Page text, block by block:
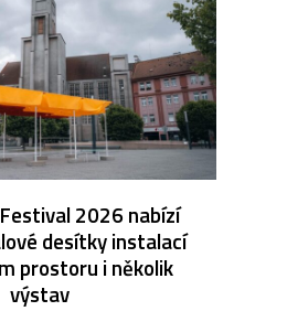
2026 nabízí
desítky instalací
prostoru i několik
výstav